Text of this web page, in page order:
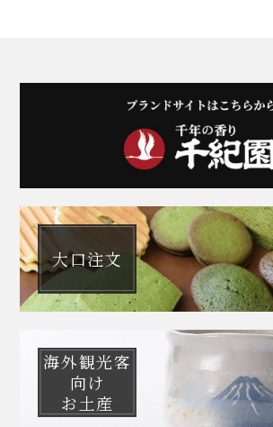
大口注文
海外観光客
向け
お土産